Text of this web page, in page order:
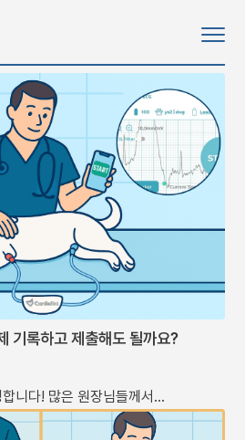
기록하고 제출해도 될까요?
니다! 많은 원장님들께서…